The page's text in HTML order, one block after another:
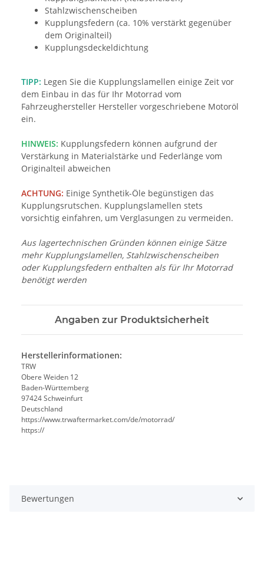
Stahlzwischenscheiben
Kupplungsfedern (ca. 10% verstärkt gegenüber
dem Originalteil)
Kupplungsdeckeldichtung
TIPP: Legen Sie die Kupplungslamellen einige Zeit vor
dem Einbau in das für Ihr Motorrad vom
Fahrzeughersteller Hersteller vorgeschriebene Motoröl
ein.
HINWEIS: Kupplungsfedern können aufgrund der
Verstärkung in Materialstärke und Federlänge vom
Originalteil abweichen
ACHTUNG: Einige Synthetik-Öle begünstigen das
Kupplungsrutschen. Kupplungslamellen stets
vorsichtig einfahren, um Verglasungen zu vermeiden.
Aus lagertechnischen Gründen können einige Sätze
mehr Kupplungslamellen, Stahlzwischenscheiben
oder Kupplungsfedern enthalten als für Ihr Motorrad
benötigt werden
Angaben zur Produktsicherheit
Herstellerinformationen:
TRW
Obere Weiden 12
Baden-Württemberg
97424 Schweinfurt
Deutschland
https://www.trwaftermarket.com/de/motorrad/
https://
Bewertungen